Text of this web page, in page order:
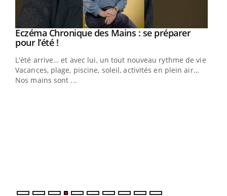
Youtube
Eczéma Chronique des Mains : se préparer
pour l’été !Youtube
L'été arrive… et avec lui, un tout nouveau rythme de vie !
Vacances, plage, piscine, soleil, activités en plein air…
Nos mains sont ...
Youtube
Diabète & Ramadan 2026Youtube
Le Ramadan approche, et, pour de nombreuses
personnes atteintes de diabète, c'est une période de
questions, de défis, mais ...